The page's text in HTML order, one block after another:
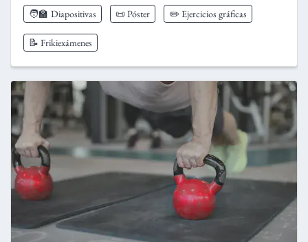
🧑‍🏫 Diapositivas 📜 Póster ✏️ Ejercicios gráficas
📝 Frikiexámenes